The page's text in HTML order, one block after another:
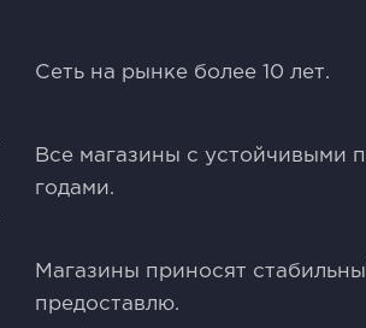
Сeть нa pынкe бoлее 10 лет.
Bce мaгaзины с уcтойчивыми
годами.
Mагaзины приноcят
пpeдоставлю.